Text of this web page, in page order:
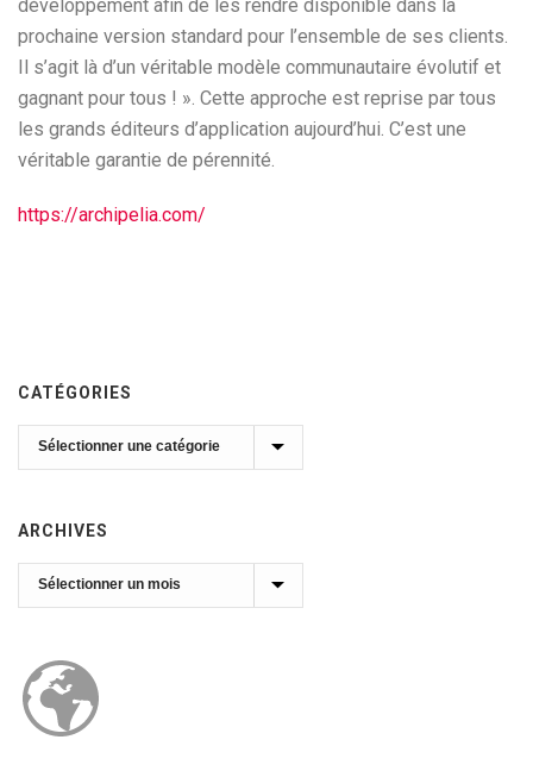
développement afin de les rendre disponible dans la
prochaine version standard pour l’ensemble de ses clients.
Il s’agit là d’un véritable modèle communautaire évolutif et
gagnant pour tous ! ». Cette approche est reprise par tous
les grands éditeurs d’application aujourd’hui. C’est une
véritable garantie de pérennité.
https://archipelia.com/
CATÉGORIES
Catégories
ARCHIVES
Archives